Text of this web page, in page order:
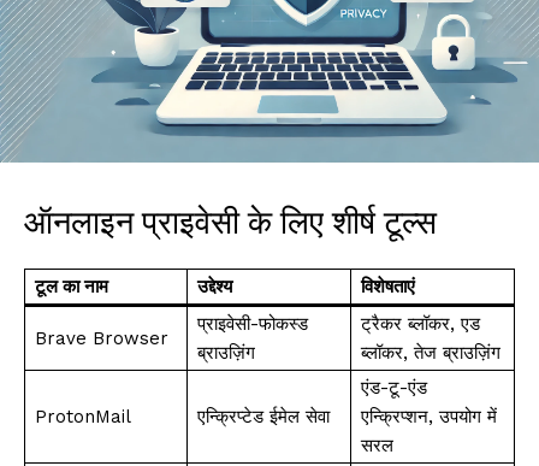
ऑनलाइन प्राइवेसी के लिए शीर्ष टूल्स
टूल का नाम उद्देश्य विशेषताएं
Brave Browser
प्राइवेसी-फोकस्ड
ब्राउज़िंग
ट्रैकर ब्लॉकर, एड
ब्लॉकर, तेज ब्राउज़िंग
ProtonMail एन्क्रिप्टेड ईमेल सेवा
एंड-टू-एंड
एन्क्रिप्शन, उपयोग में
सरल